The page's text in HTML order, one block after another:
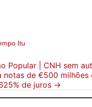
Itu
Popular | CNH sem
notas de €500 milhões
de juros →